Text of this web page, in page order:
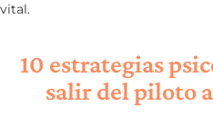
vital.
10 estrategias
salir del piloto